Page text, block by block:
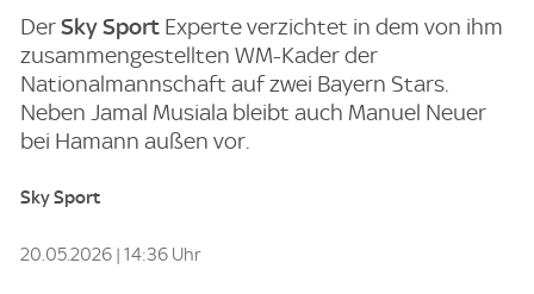
DerSky Sport Experte verzichtet in dem von ihm
zusammengestellten WM-Kader der
Nationalmannschaft auf zwei Bayern Stars.
Neben Jamal Musiala bleibt auch Manuel Neuer
bei Hamann außen vor.
Sky Sport
20.05.2026 | 14:36 Uhr